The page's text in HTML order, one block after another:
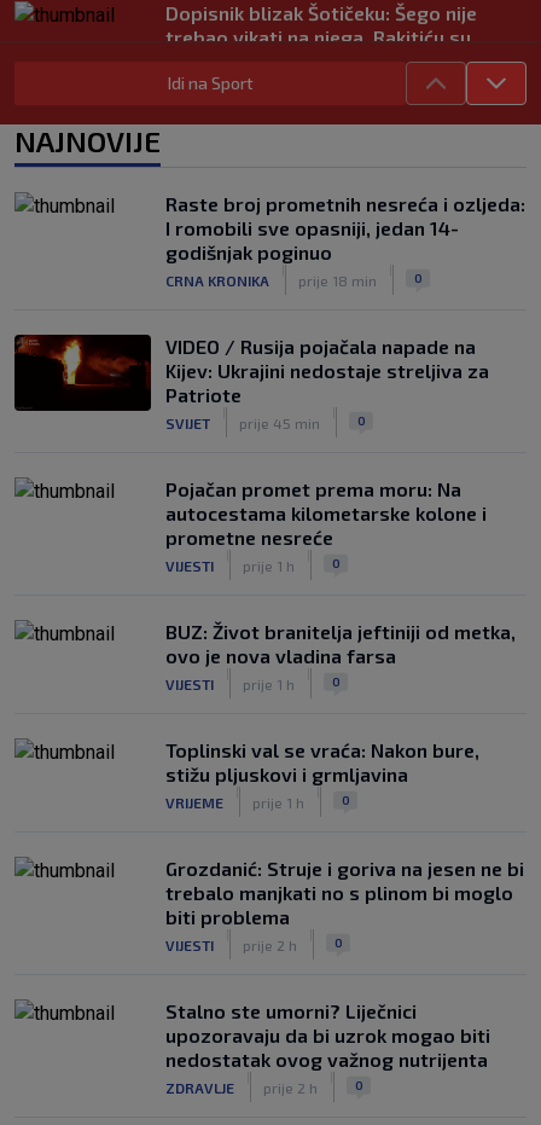
Dopisnik blizak Šotičeku: Šego nije
trebao vikati na njega, Rakitiću su
također svi bili dinamovci…
SK
|
7. kol.
Objavljeno koje su države uz Infantina,
SK 7. kol.
Kustošija želi ekspresno u SHNL! Bara
službeno doveo pojačanje iz Schalkea
|
Idi na Sport
NAJNOVIJE
Raste broj prometnih nesreća i ozljeda:
I romobili sve opasniji, jedan 14-
godišnjak poginuo
CRNA KRONIKA prije 18 min 0
VIDEO / Rusija pojačala napade na
Kijev: Ukrajini nedostaje streljiva za
Patriote
SVIJET prije 45 min 0
Pojačan promet prema moru: Na
autocestama kilometarske kolone i
prometne nesreće
VIJESTI prije 1 h 0
BUZ: Život branitelja jeftiniji od metka,
ovo je nova vladina farsa
VIJESTI prije 1 h 0
Toplinski val se vraća: Nakon bure,
stižu pljuskovi i grmljavina
VRIJEME prije 1 h 0
Grozdanić: Struje i goriva na jesen ne bi
trebalo manjkati no s plinom bi moglo
biti problema
VIJESTI prije 2 h 0
Stalno ste umorni? Liječnici
upozoravaju da bi uzrok mogao biti
nedostatak ovog važnog nutrijenta
ZDRAVLJE prije 2 h 0